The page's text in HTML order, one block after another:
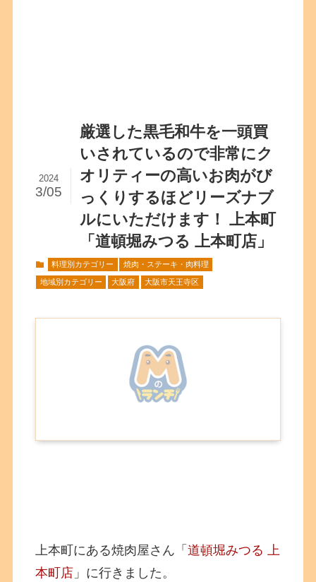
厳選した黒毛和牛を一頭買
いされているので非常にク
オリティーの高いお肉がび
っくりするほどリーズナブ
ルにいただけます！ 上本町
「道頓堀みつる 上本町店」
2024
3/05
料理別カテゴリー 焼肉・ステーキ・肉料理
地域別カテゴリー 大阪府 大阪市天王寺区
上本町にある焼肉屋さん「道頓堀みつる 上
本町店 」に行きました。